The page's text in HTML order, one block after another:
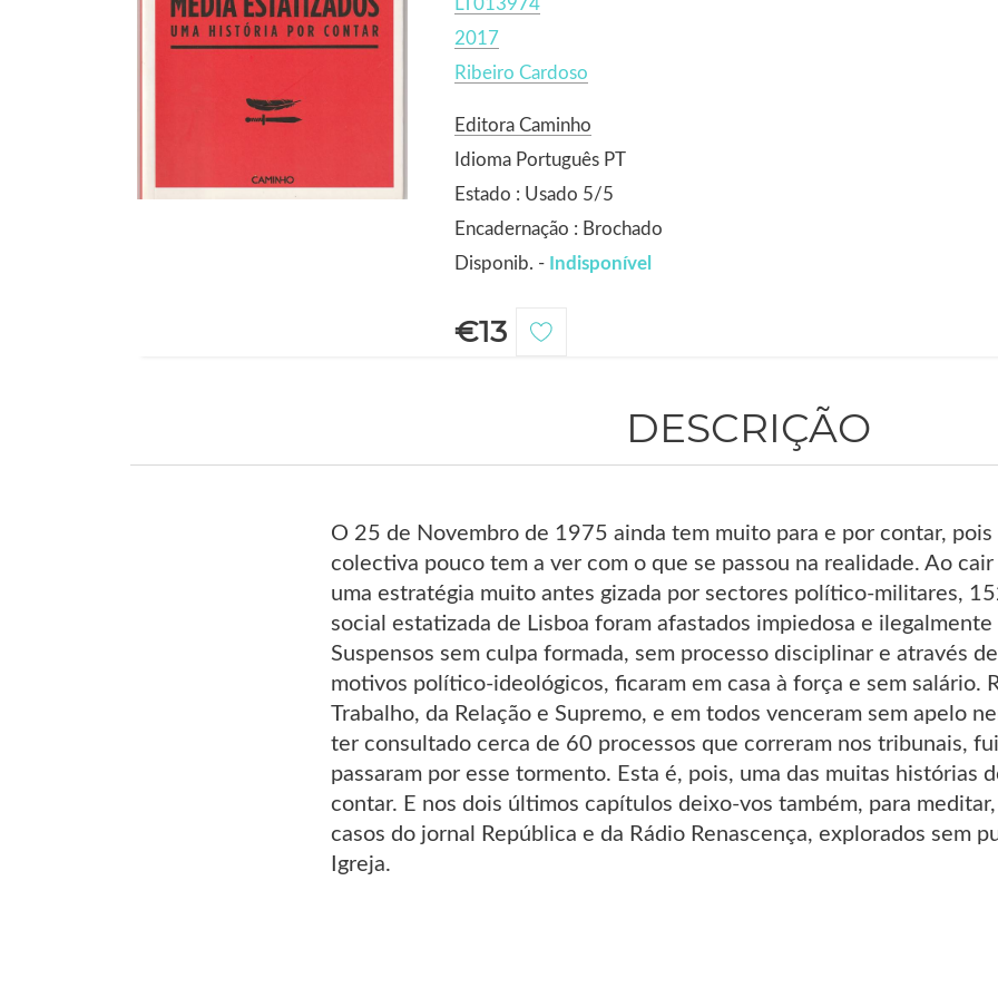
2017
Ribeiro Cardoso
Editora Caminho
Idioma Português PT
Estado : Usado 5/5
Encadernação : Brochado
Disponib. - Indisponível
€13
DESCRIÇÃO
O 25 de Novembro de 1975 ainda tem muito para e por contar, pois
colectiva pouco tem a ver com o que se passou na realidade. Ao
uma estratégia muito antes gizada por sectores político-militares,
social estatizada de Lisboa foram afastados impiedosa e
Suspensos sem culpa formada, sem processo disciplinar e através
motivos político-ideológicos, ficaram em casa à força e sem salário.
Trabalho, da Relação e Supremo, e em todos venceram sem apelo
ter consultado cerca de 60 processos que correram nos tribunais,
passaram por esse tormento. Esta é, pois, uma das muitas histórias
contar. E nos dois últimos capítulos deixo-vos também, para
casos do jornal República e da Rádio Renascença, explorados sem
Igreja.